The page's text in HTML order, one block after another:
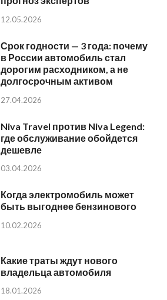
12.05.2026
Срок годности — 3 года: почему
в России автомобиль стал
дорогим расходником, а не
долгосрочным активом
27.04.2026
Niva Travel против Niva Legend:
где обслуживание обойдется
дешевле
03.04.2026
Когда электромобиль может
быть выгоднее бензинового
10.02.2026
Какие траты ждут нового
владельца автомобиля
18.01.2026